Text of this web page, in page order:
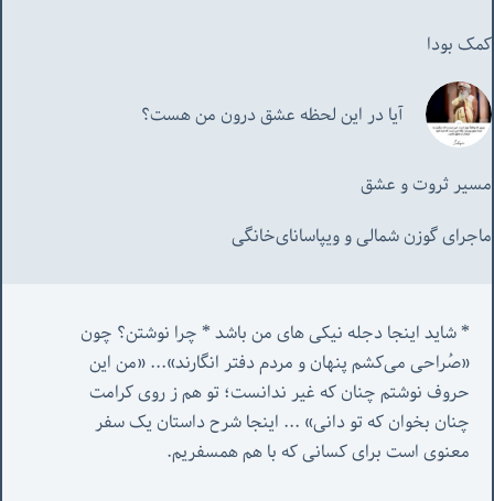
کمک بودا
آیا در این لحظه عشق درون من هست؟
مسیر ثروت و عشق
ماجرای گوزن شمالی و‌ ویپاسانای‌خانگی
«صُراحی می‌کشم پنهان‌ و مردم‌ دفتر انگارند»... «
چنان بخوان که تو دانی» ...
معنوی است برای کسانی که با هم همسفریم.